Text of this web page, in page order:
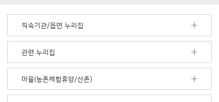
더
기
직속기관/읍면 누리집
관련 누리집
마을(농촌체험휴양/산촌)